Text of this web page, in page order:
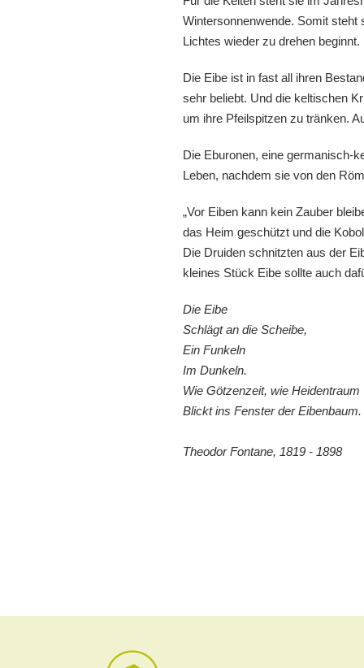
Wintersonnenwende. Somit steht
Lichtes wieder zu drehen beginnt.
Die Eibe ist in fast all ihren
sehr beliebt. Und die keltischen
um ihre Pfeilspitzen zu tränken.
Die Eburonen, eine germanisch-
Leben, nachdem sie von den
„Vor Eiben kann kein Zauber
das Heim geschützt und die
Die Druiden schnitzten aus der
kleines Stück Eibe sollte auch
Die Eibe
Schlägt an die Scheibe,
Ein Funkeln
Im Dunkeln.
Wie Götzenzeit, wie Heidentraum
Blickt ins Fenster der Eibenbaum.
Theodor Fontane, 1819 - 1898